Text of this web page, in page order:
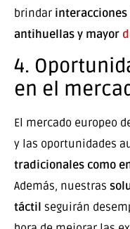
brindar
antihuellas y mayor
4.
en el
El mercado europeo
y las oportunidades
tradicionales como
Además, nuestras
táctil seguirán